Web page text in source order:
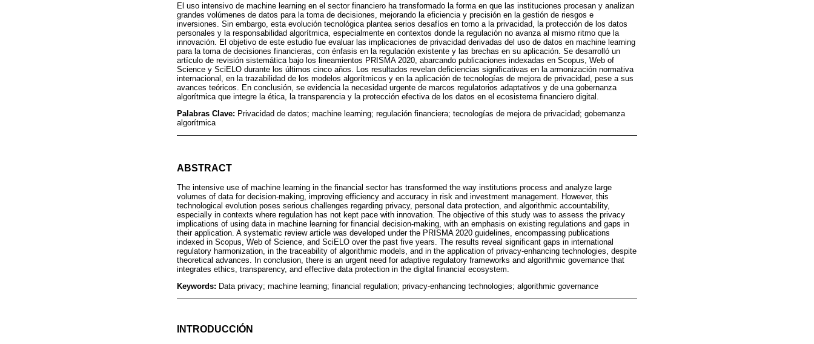
El uso intensivo de machine learning en el sector financiero ha transformado la forma en que las instituciones procesan y analizan
grandes volúmenes de datos para la toma de decisiones, mejorando la eficiencia y precisión en la gestión de riesgos e
inversiones. Sin embargo, esta evolución tecnológica plantea serios desafíos en torno a la privacidad, la protección de los datos
personales y la responsabilidad algorítmica, especialmente en contextos donde la regulación no avanza al mismo ritmo que la
innovación. El objetivo de este estudio fue evaluar las implicaciones de privacidad derivadas del uso de datos en machine learning
para la toma de decisiones financieras, con énfasis en la regulación existente y las brechas en su aplicación. Se desarrolló un
artículo de revisión sistemática bajo los lineamientos PRISMA 2020, abarcando publicaciones indexadas en Scopus, Web of
Science y SciELO durante los últimos cinco años. Los resultados revelan deficiencias significativas en la armonización normativa
internacional, en la trazabilidad de los modelos algorítmicos y en la aplicación de tecnologías de mejora de privacidad, pese a sus
avances teóricos. En conclusión, se evidencia la necesidad urgente de marcos regulatorios adaptativos y de una gobernanza
algorítmica que integre la ética, la transparencia y la protección efectiva de los datos en el ecosistema financiero digital.
Palabras Clave: Privacidad de datos; machine learning; regulación financiera; tecnologías de mejora de privacidad; gobernanza
algorítmica
ABSTRACT
The intensive use of machine learning in the financial sector has transformed the way institutions process and analyze large
volumes of data for decision-making, improving efficiency and accuracy in risk and investment management. However, this
technological evolution poses serious challenges regarding privacy, personal data protection, and algorithmic accountability,
especially in contexts where regulation has not kept pace with innovation. The objective of this study was to assess the privacy
implications of using data in machine learning for financial decision-making, with an emphasis on existing regulations and gaps in
their application. A systematic review article was developed under the PRISMA 2020 guidelines, encompassing publications
indexed in Scopus, Web of Science, and SciELO over the past five years. The results reveal significant gaps in international
regulatory harmonization, in the traceability of algorithmic models, and in the application of privacy-enhancing technologies, despite
theoretical advances. In conclusion, there is an urgent need for adaptive regulatory frameworks and algorithmic governance that
integrates ethics, transparency, and effective data protection in the digital financial ecosystem.
Keywords: Data privacy; machine learning; financial regulation; privacy-enhancing technologies; algorithmic governance
INTRODUCCIÓN